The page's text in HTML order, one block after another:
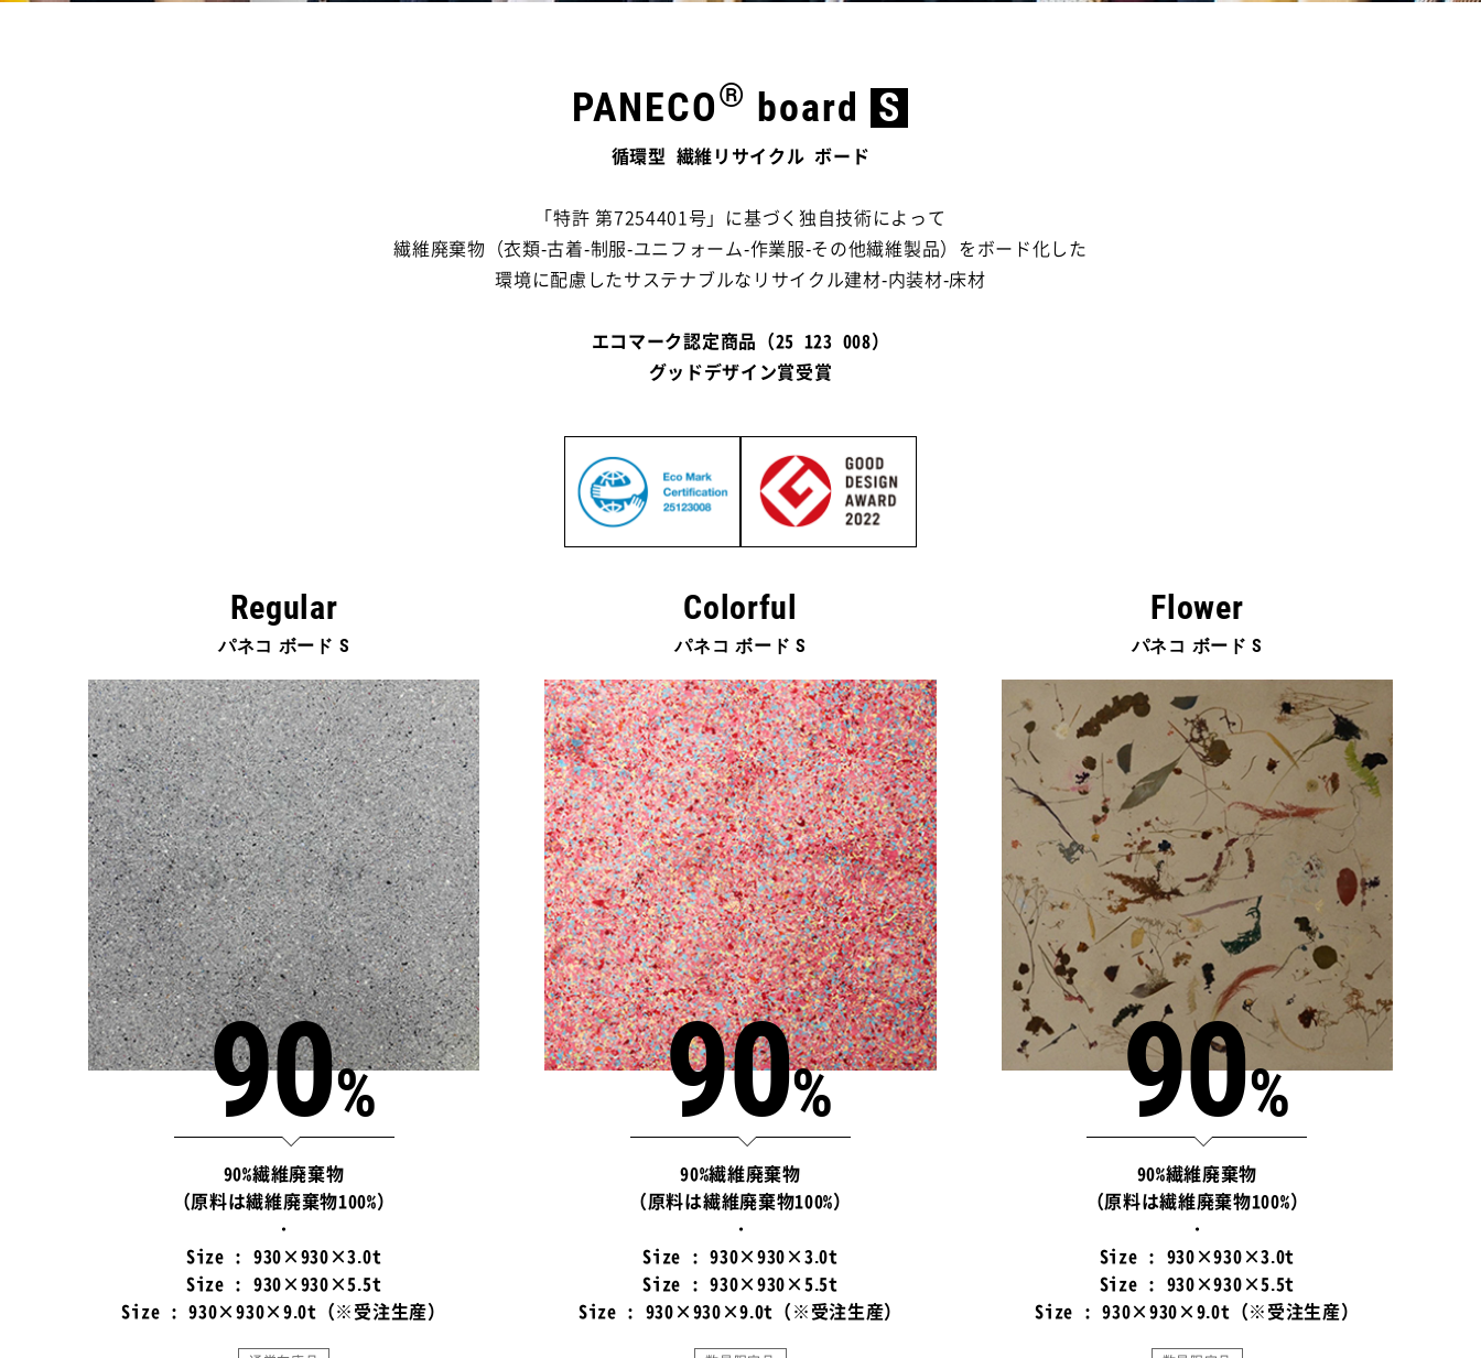
PANECO® board S
循環型 繊維リサイクル ボード
「特許 第7254401号」に基づく独自技術によって
繊維廃棄物（衣類-古着-制服-ユニフォーム-作業服-その他繊維製品）をボード化した
環境に配慮したサステナブルなリサイクル建材-内装材-床材
エコマーク認定商品（25 123 008）
グッドデザイン賞受賞
Regular
パネコ ボード S
90%
90%繊維廃棄物
（原料は繊維廃棄物100%）
・
Size : 930×930×3.0t
Size : 930×930×5.5t
Size : 930×930×9.0t（※受注生産）
Colorful
パネコ ボード S
90%
90%繊維廃棄物
（原料は繊維廃棄物100%）
・
Size : 930×930×3.0t
Size : 930×930×5.5t
Size : 930×930×9.0t（※受注生産）
Flower
パネコ ボード S
90%
90%繊維廃棄物
（原料は繊維廃棄物100%）
・
Size : 930×930×3.0t
Size : 930×930×5.5t
Size : 930×930×9.0t（※受注生産）